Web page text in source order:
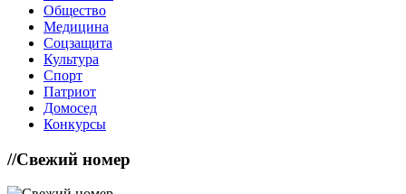
Общество
Медицина
Соцзащита
Культура
Спорт
Патриот
Домосед
Конкурсы
//Свежий номер